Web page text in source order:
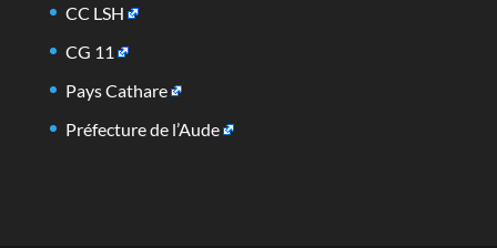
CC LSH
CG 11
Pays Cathare
Préfecture de l’Aude